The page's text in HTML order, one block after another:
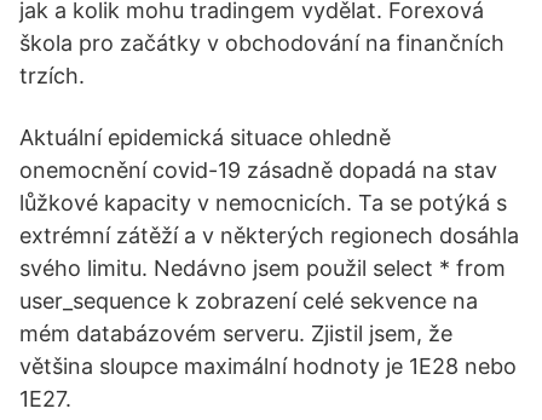
jak a kolik mohu tradingem vydělat. Forexová
škola pro začátky v obchodování na finančních
trzích.
Aktuální epidemická situace ohledně
onemocnění covid-19 zásadně dopadá na stav
lůžkové kapacity v nemocnicích. Ta se potýká s
extrémní zátěží a v některých regionech dosáhla
svého limitu. Nedávno jsem použil select * from
user_sequence k zobrazení celé sekvence na
mém databázovém serveru. Zjistil jsem, že
většina sloupce maximální hodnoty je 1E28 nebo
1E27.